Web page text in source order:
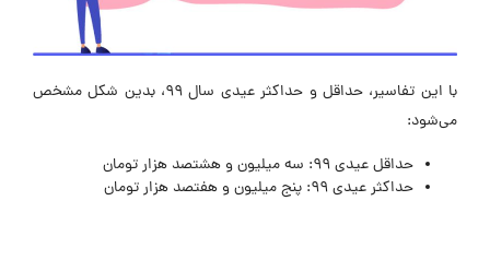
با این تفاسیر، حداقل و حداکثر عیدی سال ۹۹، بدین شکل مشخص
می‌شود:
حداقل عیدی ۹۹:‌ سه میلیون و هشتصد هزار تومان
حداکثر عیدی ۹۹:‌ پنج میلیون و هفتصد هزار تومان